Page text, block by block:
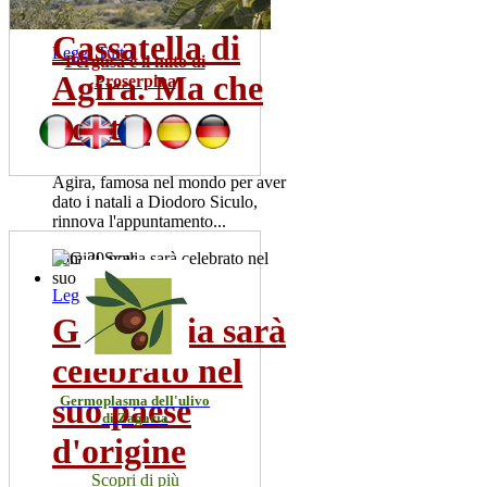
mer 22 lug
Leggi Tutto
Cassatella di
Agira. Ma che
bontà!
Agira, famosa nel mondo per aver
dato i natali a Diodoro Siculo,
rinnova l'appuntamento...
dom 20 nov
Leggi Tutto
Gigi Scalia sarà
celebrato nel
suo paese
d'origine
Pergusa e il mito di
Proserpina
Germoplasma dell'ulivo
di Zagaria
Scopri di più